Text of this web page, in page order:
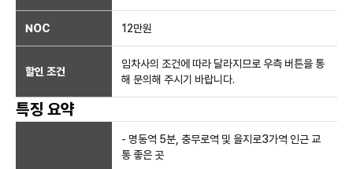
NOC 12만원
할인 조건
임차사의 조건에 따라 달라지므로 우측 버튼을 통
해 문의해 주시기 바랍니다.
특징 요약
- 명동역 5분, 충무로역 및 을지로3가역 인근 교
통 좋은 곳